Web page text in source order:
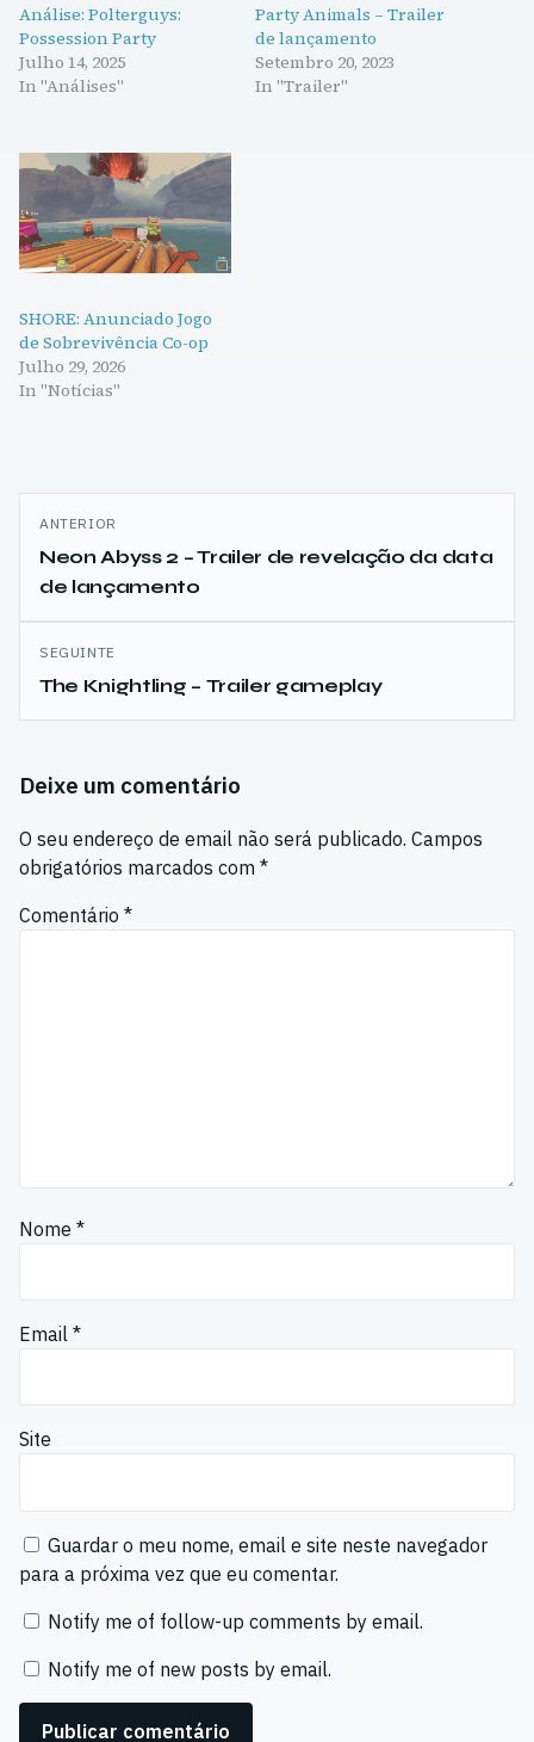
Análise: Polterguys:
Possession Party
Julho 14, 2025
In "Análises"
Party Animals – Trailer
de lançamento
Setembro 20, 2023
In "Trailer"
SHORE: Anunciado Jogo
de Sobrevivência Co-op
Julho 29, 2026
In "Notícias"
Navegação
de
artigos
ANTERIOR
Neon Abyss 2 – Trailer de revelação da data
de lançamento
SEGUINTE
The Knightling – Trailer gameplay
Deixe um comentário
O seu endereço de email não será publicado. Campos
obrigatórios marcados com *
Comentário *
Nome *
Email *
Site
Guardar o meu nome, email e site neste navegador
para a próxima vez que eu comentar.
Notify me of follow-up comments by email.
Notify me of new posts by email.